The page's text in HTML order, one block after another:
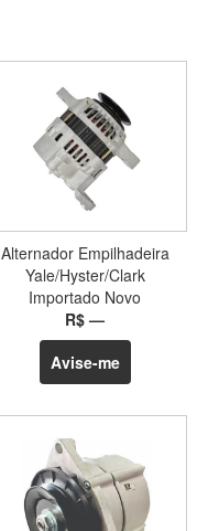
Alternador Empilhadeira
Yale/Hyster/Clark
Importado Novo
R$ —
Avise-me